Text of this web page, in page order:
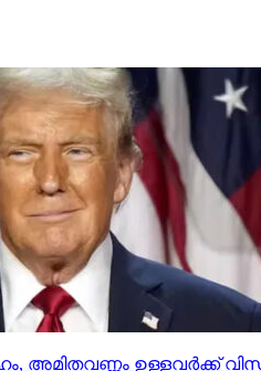
അമിതവണ്ണം ഉള്ളവര്‍ക്ക്